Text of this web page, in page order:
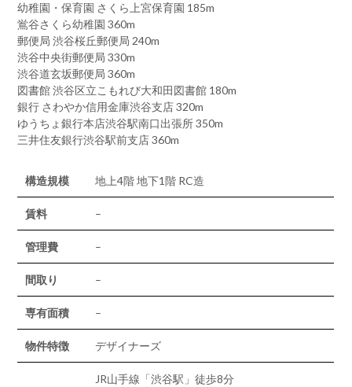
幼稚園・保育園 さくら上宮保育園 185m
鴬谷さくら幼稚園 360m
郵便局 渋谷桜丘郵便局 240m
渋谷中央街郵便局 330m
渋谷道玄坂郵便局 360m
図書館 渋谷区立こもれび大和田図書館 180m
銀行 さわやか信用金庫渋谷支店 320m
ゆうちょ銀行本店渋谷駅南口出張所 350m
三井住友銀行渋谷駅前支店 360m
構造規模 地上4階 地下1階 RC造
賃料 –
管理費 –
間取り –
専有面積 –
物件特徴 デザイナーズ
JR山手線「渋谷駅」徒歩8分